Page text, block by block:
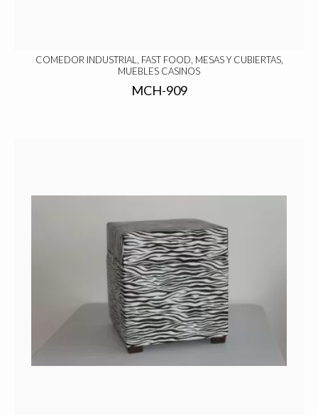
COMEDOR INDUSTRIAL, FAST FOOD, MESAS Y CUBIERTAS,
MUEBLES CASINOS
MCH-909